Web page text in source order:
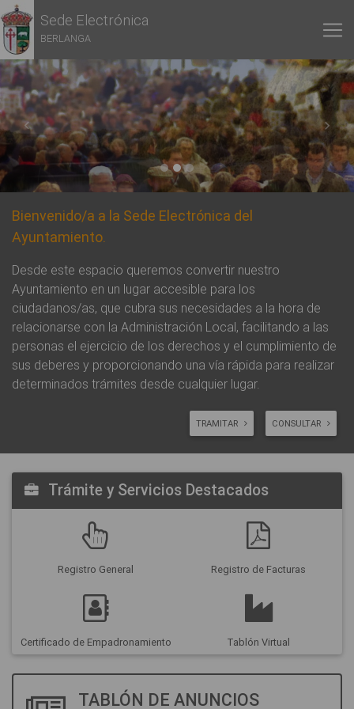
Sede Electrónica
BERLANGA
Previous Next
Bienvenido/a a la Sede Electrónica del
Ayuntamiento.
Desde este espacio queremos convertir nuestro
Ayuntamiento en un lugar accesible para los
ciudadanos/as, que cubra sus necesidades a la hora de
relacionarse con la Administración Local, facilitando a las
personas el ejercicio de los derechos y el cumplimiento de
sus deberes y proporcionando una vía rápida para realizar
determinados trámites desde cualquier lugar.
TRAMITAR CONSULTAR
Trámite y Servicios Destacados
Registro General Registro de Facturas
Certificado de Empadronamiento Tablón Virtual
TABLÓN DE ANUNCIOS